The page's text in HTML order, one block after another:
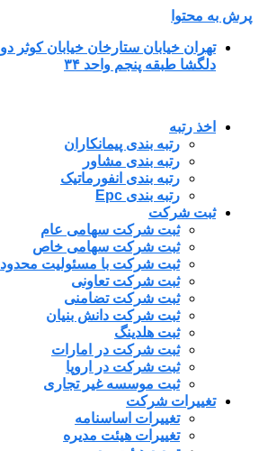
پرش به محتوا
دلگشا طبقه پنجم واحد ۳۴
اخذ رتبه
رتبه بندی پیمانکاران
رتبه بندی مشاور
رتبه بندی انفورماتیک
رتبه بندی Epc
ثبت شرکت
ثبت شرکت سهامی عام
ثبت شرکت سهامی خاص
ثبت شرکت با مسئولیت محدود
ثبت شرکت تعاونی
ثبت شرکت تضامنی
ثبت شرکت دانش بنیان
ثبت هلدینگ
ثبت شرکت در امارات
ثبت شرکت در اروپا
ثبت موسسه غیر تجاری
تغییرات شرکت
تغییرات اساسنامه
تغییرات هیئت مدیره